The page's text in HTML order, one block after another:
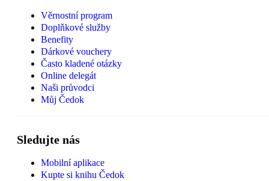
Věrnostní program
Doplňkové služby
Benefity
Dárkové vouchery
Často kladené otázky
Online delegát
Naši průvodci
Můj Čedok
Sledujte nás
Mobilní aplikace
Kupte si knihu Čedok